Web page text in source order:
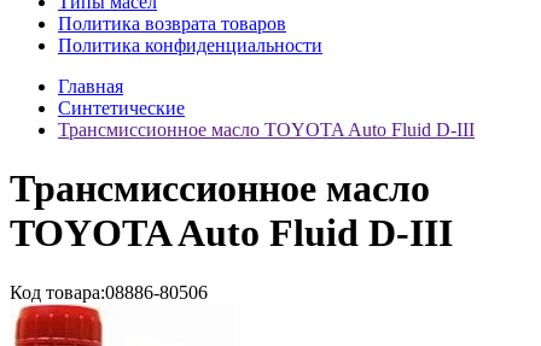
Политика возврата товаров
Политика конфиденциальности
Главная
Синтетические
Трансмиссионное масло TOYOTA Auto Fluid D-IIІ
Трансмиссионное масло
TOYOTA Auto Fluid D-IIІ
Код товара:08886-80506